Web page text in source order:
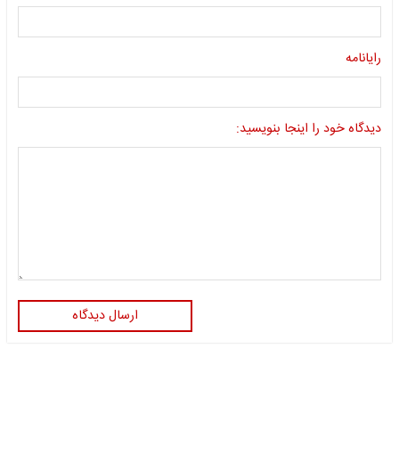
رایانامه
دیدگاه خود را اینجا بنویسید:
ارسال دیدگاه